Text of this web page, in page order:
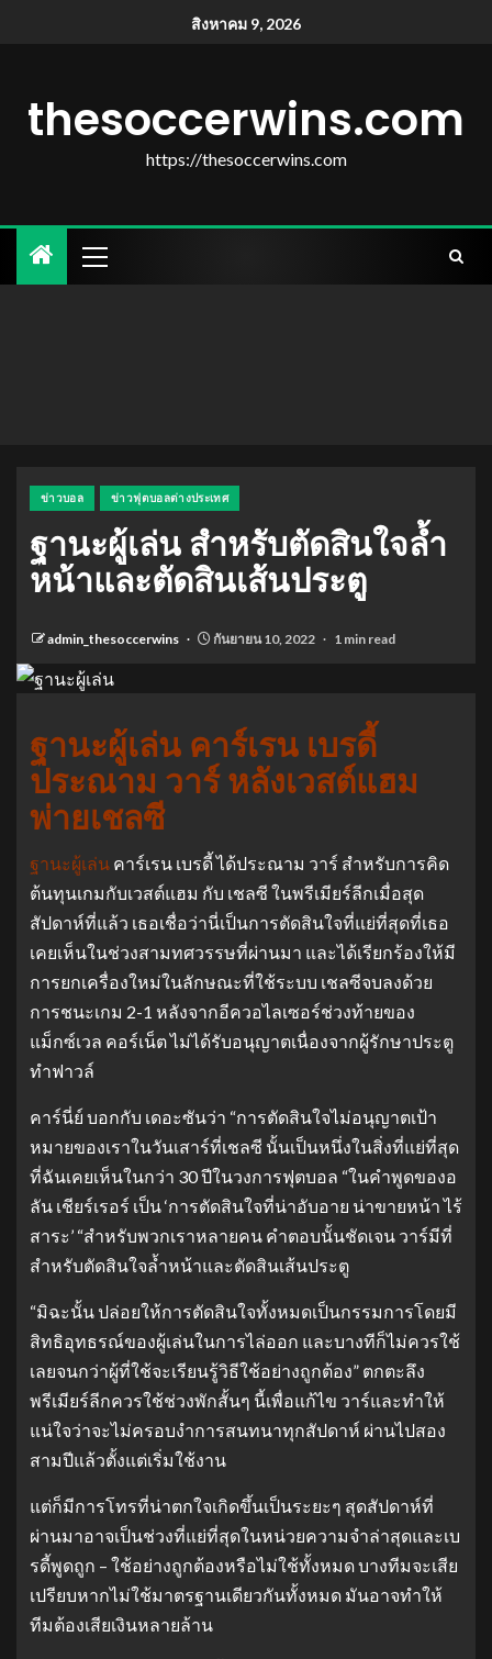
สิงหาคม 9, 2026
thesoccerwins.com
https://thesoccerwins.com
ข่าวบอล ข่าวฟุตบอลต่างประเทศ
ฐานะผู้เล่น สำหรับตัดสินใจล้ำ
หน้าและตัดสินเส้นประตู
admin_thesoccerwins กันยายน 10, 2022 1 min read
ฐานะผู้เล่น คาร์เรน เบรดี้
ประณาม วาร์ หลังเวสต์แฮม
พ่ายเชลซี
ฐานะผู้เล่น คาร์เรน เบรดี้ ได้ประณาม วาร์ สำหรับการคิด
ต้นทุนเกมกับเวสต์แฮม กับ เชลซี ในพรีเมียร์ลีกเมื่อสุด
สัปดาห์ที่แล้ว เธอเชื่อว่านี่เป็นการตัดสินใจที่แย่ที่สุดที่เธอ
เคยเห็นในช่วงสามทศวรรษที่ผ่านมา และได้เรียกร้องให้มี
การยกเครื่องใหม่ในลักษณะที่ใช้ระบบ เชลซีจบลงด้วย
การชนะเกม 2-1 หลังจากอีควอไลเซอร์ช่วงท้ายของ
แม็กซ์เวล คอร์เน็ต ไม่ได้รับอนุญาตเนื่องจากผู้รักษาประตู
ทำฟาวล์
คาร์นี่ย์ บอกกับ เดอะซันว่า “การตัดสินใจไม่อนุญาตเป้า
หมายของเราในวันเสาร์ที่เชลซี นั้นเป็นหนึ่งในสิ่งที่แย่ที่สุด
ที่ฉันเคยเห็นในกว่า 30 ปีในวงการฟุตบอล “ในคำพูดของอ
ลัน เชียร์เรอร์ เป็น ‘การตัดสินใจที่น่าอับอาย น่าขายหน้า ไร้
สาระ’ “สำหรับพวกเราหลายคน คำตอบนั้นชัดเจน วาร์มีที่
สำหรับตัดสินใจล้ำหน้าและตัดสินเส้นประตู
“มิฉะนั้น ปล่อยให้การตัดสินใจทั้งหมดเป็นกรรมการโดยมี
สิทธิอุทธรณ์ของผู้เล่นในการไล่ออก และบางทีก็ไม่ควรใช้
เลยจนกว่าผู้ที่ใช้จะเรียนรู้วิธีใช้อย่างถูกต้อง” ตกตะลึง
พรีเมียร์ลีกควรใช้ช่วงพักสั้นๆ นี้เพื่อแก้ไข วาร์และทำให้
แน่ใจว่าจะไม่ครอบงำการสนทนาทุกสัปดาห์ ผ่านไปสอง
สามปีแล้วตั้งแต่เริ่มใช้งาน
แต่ก็มีการโทรที่น่าตกใจเกิดขึ้นเป็นระยะๆ สุดสัปดาห์ที่
ผ่านมาอาจเป็นช่วงที่แย่ที่สุดในหน่วยความจำล่าสุดและเบ
รดี้พูดถูก – ใช้อย่างถูกต้องหรือไม่ใช้ทั้งหมด บางทีมจะเสีย
เปรียบหากไม่ใช้มาตรฐานเดียวกันทั้งหมด มันอาจทำให้
ทีมต้องเสียเงินหลายล้าน